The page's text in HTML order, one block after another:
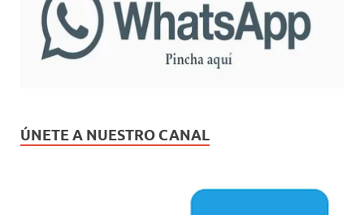
ÚNETE A NUESTRO CANAL